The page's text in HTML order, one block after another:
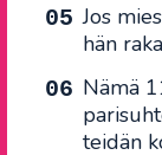
Jos
hän
Nämä
teidän